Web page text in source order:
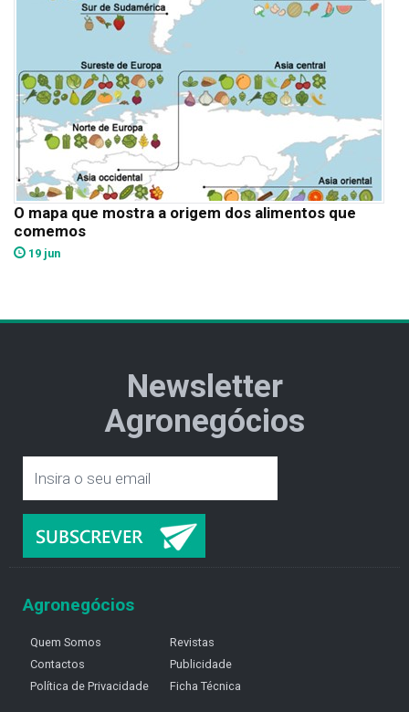
O mapa que mostra a origem dos alimentos que
comemos
19 jun
Newsletter
Agronegócios
Agronegócios
Quem Somos
Contactos
Política de Privacidade
Revistas
Publicidade
Ficha Técnica